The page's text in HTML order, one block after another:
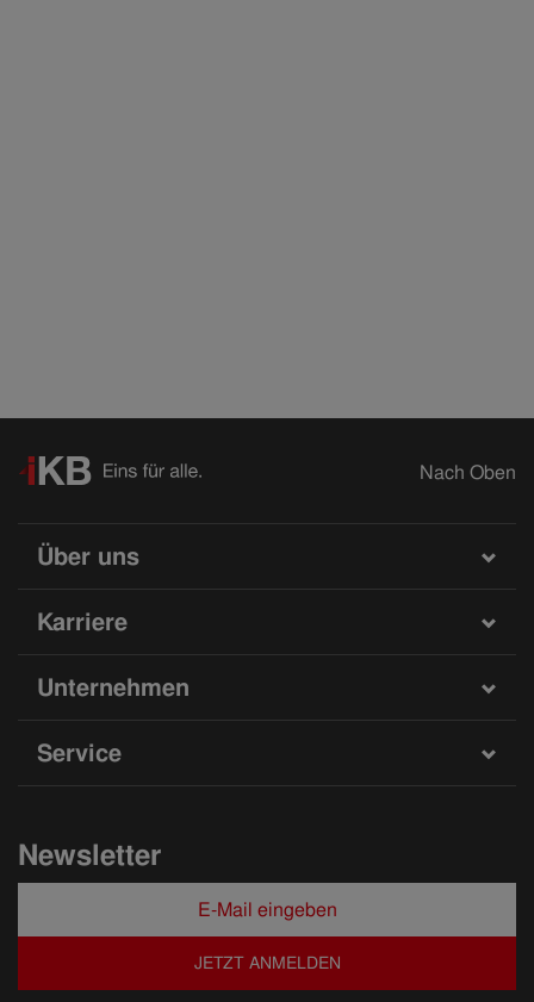
Nach Oben
Über uns
Karriere
Unternehmen
Service
Newsletter
JETZT ANMELDEN